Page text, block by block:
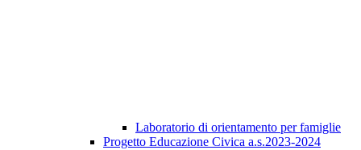
Laboratorio di orientamento per famiglie
Progetto Educazione Civica a.s.2023-2024